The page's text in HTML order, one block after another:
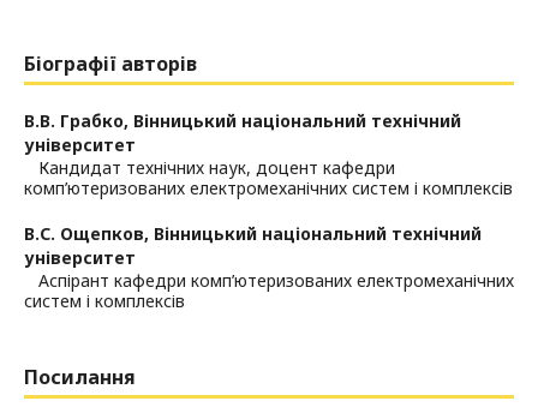
Біографії авторів
В.В. Грабко, Вінницький національний технічний
університет
Кандидат технічних наук, доцент кафедри
комп’ютеризованих електромеханічних систем і комплексів
В.С. Ощепков, Вінницький національний технічний
університет
Аспірант кафедри комп’ютеризованих електромеханічних
систем і комплексів
Посилання